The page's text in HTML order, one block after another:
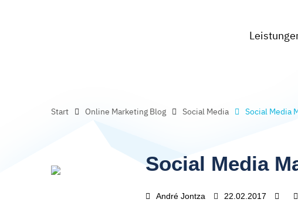
Start Online Marketing Blog Social Media Social Media
Social Media
André Jontza 22.02.2017